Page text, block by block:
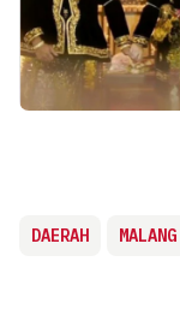
DAERAH MALANG